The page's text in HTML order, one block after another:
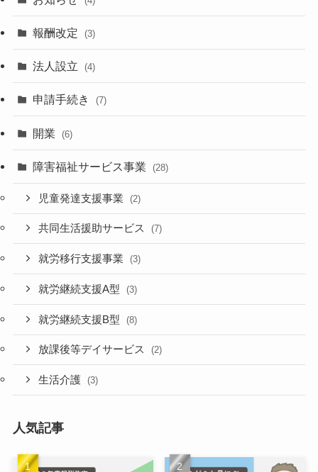
報酬改定 (3)
法人設立 (4)
申請手続き (7)
開業 (6)
障害福祉サービス事業 (28)
児童発達支援事業 (2)
共同生活援助サービス (7)
就労移行支援事業 (3)
就労継続支援A型 (3)
就労継続支援B型 (8)
放課後等デイサービス (2)
生活介護 (3)
人気記事